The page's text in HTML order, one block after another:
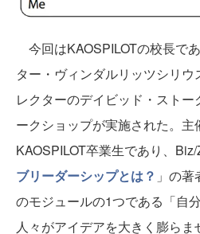
今回はKAOSPILOTの校長で
ター・ヴィンダルリッツシリ
レクターのデイビッド・スト
ークショップが実施された。主
KAOSPILOT卒業生であり、
ブリーダーシップとは？ 」の
のモジュールの1つである「自
人々がアイデアを大きく膨ら